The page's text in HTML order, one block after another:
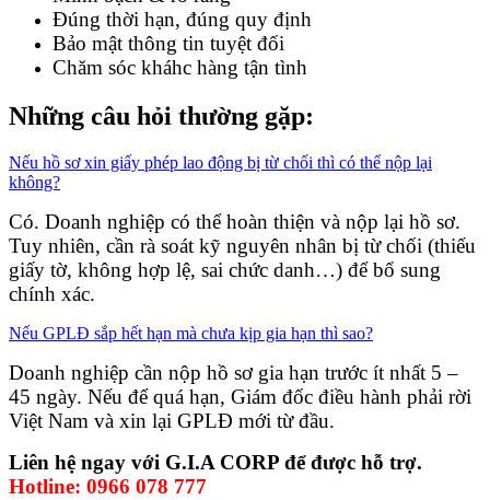
Đúng thời hạn, đúng quy định
Bảo mật thông tin tuyệt đối
Chăm sóc kháhc hàng tận tình
Những câu hỏi thường gặp:
Nếu hồ sơ xin giấy phép lao động bị từ chối thì có thể nộp lại
không?
Có. Doanh nghiệp có thể hoàn thiện và nộp lại hồ sơ.
Tuy nhiên, cần rà soát kỹ nguyên nhân bị từ chối (thiếu
giấy tờ, không hợp lệ, sai chức danh…) để bổ sung
chính xác.
Nếu GPLĐ sắp hết hạn mà chưa kịp gia hạn thì sao?
Doanh nghiệp cần nộp hồ sơ gia hạn trước ít nhất 5 –
45 ngày. Nếu để quá hạn, Giám đốc điều hành phải rời
Việt Nam và xin lại GPLĐ mới từ đầu.
Liên hệ ngay với G.I.A CORP để được hỗ trợ.
Hotline: 0966 078 777